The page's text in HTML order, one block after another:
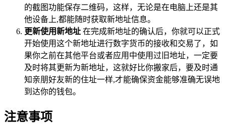
的截图功能保存二维码，这样，无论是在电脑上还是其
他设备上,都能随时获取新地址信息。
更新使用新地址 在完成新地址的确认后，你就可以正式
开始使用这个新地址进行数字货币的接收和交易了，如
果你之前在其他平台或者应用中使用过旧地址，一定要
及时将其更新为新地址，这就好比你搬家后，要及时通
知亲朋好友新的住址一样,才能确保资金能够准确无误地
到达你的钱包。
注意事项